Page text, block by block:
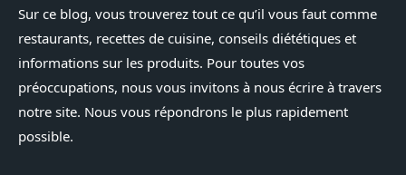
Sur ce blog, vous trouverez tout ce qu’il vous faut comme
restaurants, recettes de cuisine, conseils diététiques et
informations sur les produits. Pour toutes vos
préoccupations, nous vous invitons à nous écrire à travers
notre site. Nous vous répondrons le plus rapidement
possible.